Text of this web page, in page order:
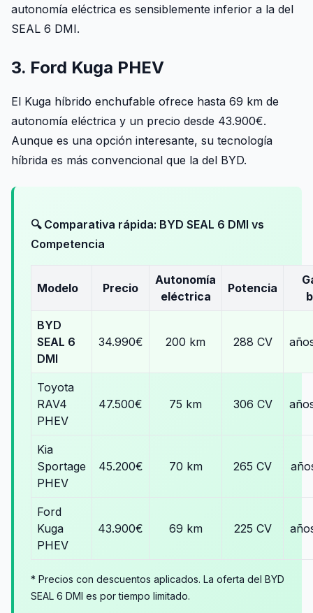
autonomía eléctrica es sensiblemente inferior a la del
SEAL 6 DMI.
3. Ford Kuga PHEV
El Kuga híbrido enchufable ofrece hasta 69 km de
autonomía eléctrica y un precio desde 43.900€.
Aunque es una opción interesante, su tecnología
híbrida es más convencional que la del BYD.
🔍 Comparativa rápida: BYD SEAL 6 DMI vs
Competencia
Modelo Precio
Autonomía
eléctrica
Potencia
BYD
SEAL 6
DMI
34.990€ 200 km 288 CV
Toyota
RAV4
PHEV
47.500€ 75 km 306 CV
Kia
Sportage
PHEV
45.200€ 70 km 265 CV
Ford
Kuga
PHEV
43.900€ 69 km 225 CV
* Precios con descuentos aplicados. La oferta del BYD
SEAL 6 DMI es por tiempo limitado.